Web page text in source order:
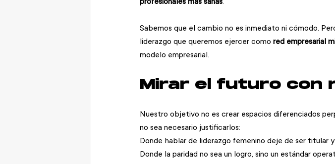
Sabemos que el cambio no es inmediato ni cómodo.
liderazgo que queremos ejercer como red empresarial
modelo empresarial.
Mirar el futuro con
Nuestro objetivo no es crear espacios diferenciados
no sea necesario justificarlos:
Donde hablar de liderazgo femenino deje de ser titular y
Donde la paridad no sea un logro, sino un estándar